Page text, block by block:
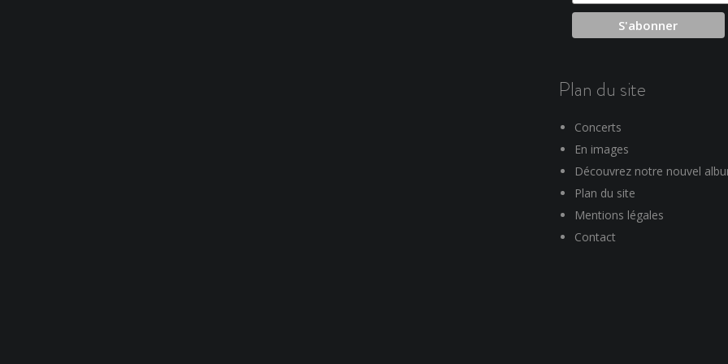
Plan du site
Concerts
En images
Découvrez notre nouvel
Plan du site
Mentions légales
Contact